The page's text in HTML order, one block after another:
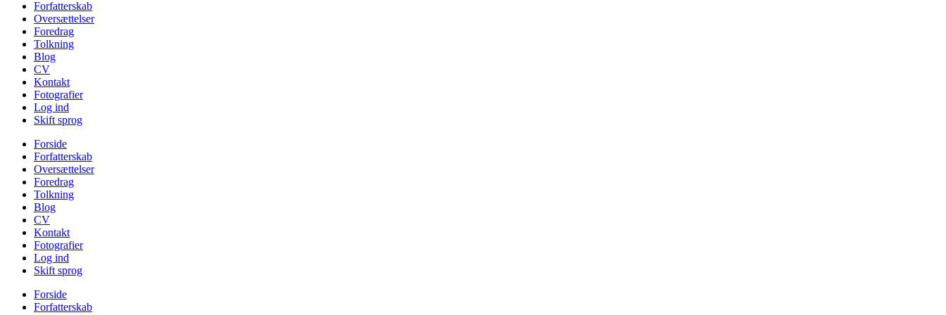
Forfatterskab
Oversættelser
Foredrag
Tolkning
Blog
CV
Kontakt
Fotografier
Log ind
Skift sprog
Forside
Forfatterskab
Oversættelser
Foredrag
Tolkning
Blog
CV
Kontakt
Fotografier
Log ind
Skift sprog
Forside
Forfatterskab